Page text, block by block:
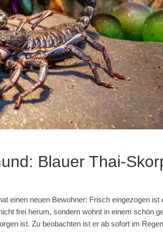
Blauer Thai-
einen neuen Bewohner: Frisch eingezogen ist
frei herum, sondern wohnt in einem schön
ist. Zu beobachten ist er ab sofort im